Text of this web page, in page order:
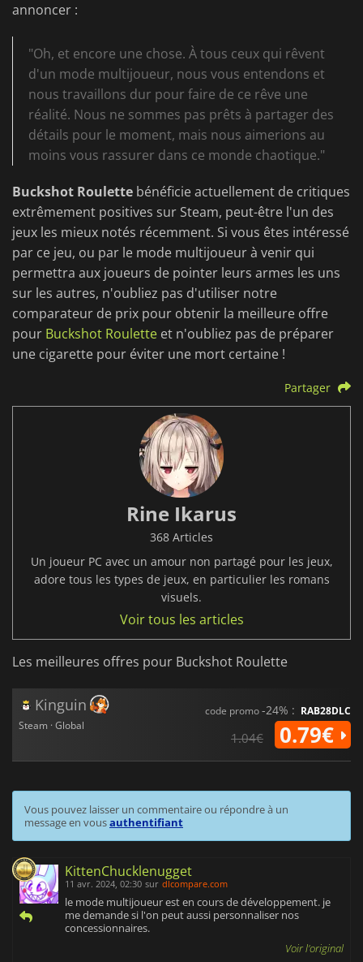
annoncer :
"Oh, et encore une chose. À tous ceux qui rêvent
d'un mode multijoueur, nous vous entendons et
nous travaillons dur pour faire de ce rêve une
réalité. Nous ne sommes pas prêts à partager des
détails pour le moment, mais nous aimerions au
moins vous rassurer dans ce monde chaotique."
Buckshot Roulette bénéficie actuellement de critiques
extrêmement positives sur Steam, peut-être l'un des
jeux les mieux notés récemment. Si vous êtes intéressé
par ce jeu, ou par le mode multijoueur à venir qui
permettra aux joueurs de pointer leurs armes les uns
sur les autres, n'oubliez pas d'utiliser notre
comparateur de prix pour obtenir la meilleure offre
pour Buckshot Roulette et n'oubliez pas de préparer
une cigarette pour éviter une mort certaine !
Partager
Rine Ikarus
368 Articles
Un joueur PC avec un amour non partagé pour les jeux,
adore tous les types de jeux, en particulier les romans
visuels.
Voir tous les articles
Les meilleures offres pour Buckshot Roulette
Kinguin
Steam · Global
code promo-24% : RAB28DLC
1.04€ 0.79€
Vous pouvez laisser un commentaire ou répondre à un
message en vousauthentifiant
KittenChucklenugget
11 avr. 2024, 02:30 sur dlcompare.com
le mode multijoueur est en cours de développement. je
me demande si l'on peut aussi personnaliser nos
concessionnaires.
Voir l'original